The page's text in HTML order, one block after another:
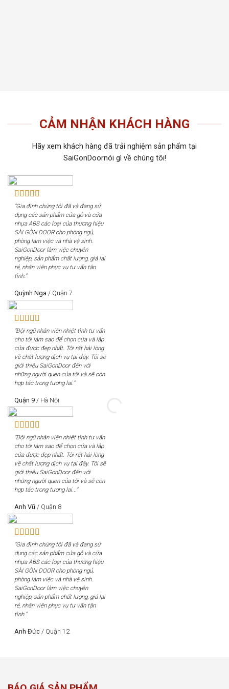
CẢM NHẬN KHÁCH HÀNG
Hãy xem khách hàng đã trải nghiệm sản phẩm tại
SaiGonDoornói gì về chúng tôi!
"Gia đình chúng tôi đã và đang sử
dụng các sản phẩm cửa gỗ và cửa
nhựa ABS các loại của thương hiệu
SÀI GÒN DOOR cho phòng ngủ,
phòng làm việc và nhà vệ sinh.
SaiGonDoor làm việc chuyên
nghiệp, sản phẩm chất lượng, giá lại
rẻ, nhân viên phục vụ tư vấn tận
tình."
Quỳnh Nga / Quận 7
"Đội ngũ nhân viên nhiệt tình tư vấn
cho tôi làm sao để chọn cửa và lắp
cửa được đẹp nhất. Tôi rất hài lòng
về chất lượng dịch vụ tại đây. Tôi sẽ
giới thiệu SaiGonDoor đến với
những người quen của tôi và sẽ còn
hợp tác trong tương lai."
Quận 9 / Hà Nội
"Đội ngũ nhân viên nhiệt tình tư vấn
cho tôi làm sao để chọn cửa và lắp
cửa được đẹp nhất. Tôi rất hài lòng
về chất lượng dịch vụ tại đây. Tôi sẽ
giới thiệu SaiGonDoor đến với
những người quen của tôi và sẽ còn
hợp tác trong tương lai..."
Anh Vũ / Quận 8
"Gia đình chúng tôi đã và đang sử
dụng các sản phẩm cửa gỗ và cửa
nhựa ABS các loại của thương hiệu
SÀI GÒN DOOR cho phòng ngủ,
phòng làm việc và nhà vệ sinh.
SaiGonDoor làm việc chuyên
nghiệp, sản phẩm chất lượng, giá lại
rẻ, nhân viên phục vụ tư vấn tận
tình."
Anh Đức / Quận 12